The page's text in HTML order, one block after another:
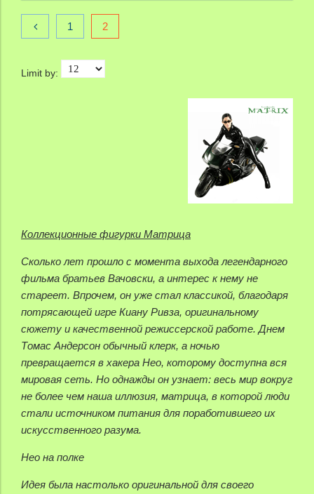
1 2
Limit by:
Коллекционные фигурки Матрица
Сколько лет прошло с момента выхода легендарного
фильма братьев Вачовски, а интерес к нему не
стареет. Впрочем, он уже стал классикой, благодаря
потрясающей игре Киану Ривза, оригинальному
сюжету и качественной режиссерской работе. Днем
Томас Андерсон обычный клерк, а ночью
превращается в хакера Нео, которому доступна вся
мировая сеть. Но однажды он узнает: весь мир вокруг
не более чем наша иллюзия, матрица, в которой люди
стали источником питания для поработившего их
искусственного разума.
Нео на полке
Идея была настолько оригинальной для своего